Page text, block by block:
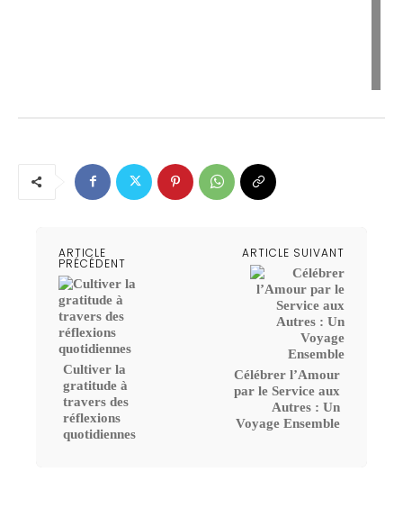
ARTICLE
PRÉCÉDENT
Cultiver la
gratitude à
travers des
réflexions
quotidiennes
ARTICLE SUIVANT
Célébrer l’Amour
par le Service aux
Autres : Un
Voyage Ensemble